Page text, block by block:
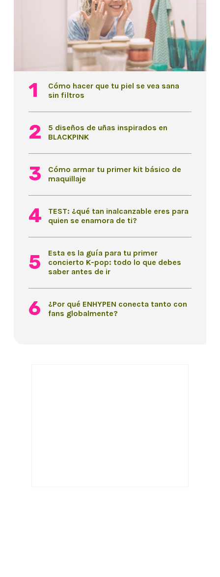
Cómo hacer que tu piel se vea sana
sin filtros
5 diseños de uñas inspirados en
BLACKPINK
Cómo armar tu primer kit básico de
maquillaje
TEST: ¿qué tan inalcanzable eres para
quien se enamora de ti?
Esta es la guía para tu primer
concierto K-pop: todo lo que debes
saber antes de ir
¿Por qué ENHYPEN conecta tanto con
fans globalmente?